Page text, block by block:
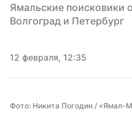
Ямальские поисковики
Волгоград и Петербург
12 февраля, 12:35
Фото: Никита Погодин / «Ямал-